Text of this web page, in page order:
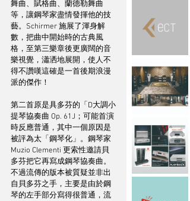
舞曲、賦格曲、蘭德勒舞曲
等，讓鋼琴家盡情發揮他的技
藝。Schirmer 施展了渾身解
數，把曲中開始時的古典風
格，至第三樂章後更廣闊的音
樂視覺，瀟洒地展開，使人不
得不讚嘆這確是一首後期浪漫
派的傑作！
第二首原是具多芬的「D大調小
提琴協奏曲 Op. 61J；可能首演
時反應普通，其中一個原因是
被評為太「鋼琴化」。鋼琴家
Muzio Clementi 更索性邀請貝
多芬把它再寫成鋼琴協奏曲。
不過流傳的版本被質疑並非出
自貝多芬之手，主要是由於鋼
琴的左手部分寫得很普通，流